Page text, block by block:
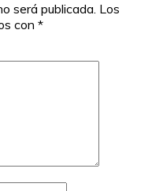
será publicada. Los
con *